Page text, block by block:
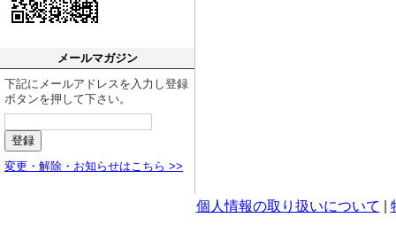
メールマガジン
下記にメールアドレスを入力し登録
ボタンを押して下さい。
変更・解除・お知らせはこちら >>
個人情報の取り扱いについて